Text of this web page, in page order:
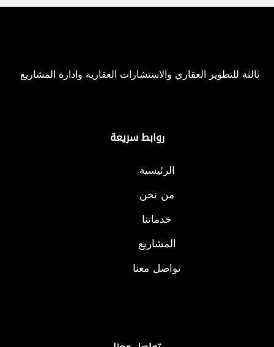
ثالثة للتطوير العقاري والاستشارات العقارية وادارة المشاريع
روابط سريعة
الرئيسية
من نحن
خدماتنا
المشاريع
تواصل معنا